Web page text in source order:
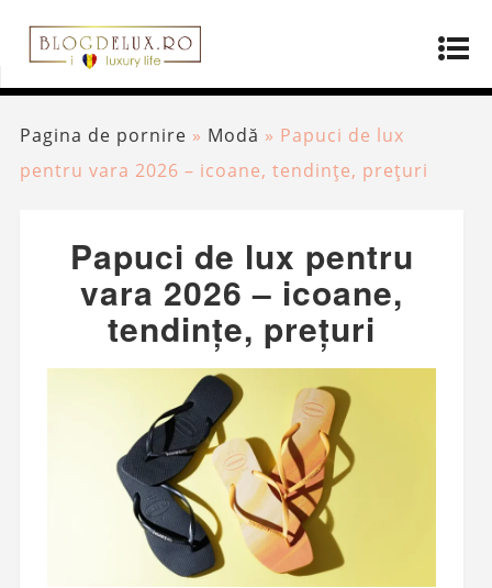
Pagina de pornire » Modă » Papuci de lux
pentru vara 2026 – icoane, tendințe, prețuri
Papuci de lux pentru
vara 2026 – icoane,
tendințe, prețuri